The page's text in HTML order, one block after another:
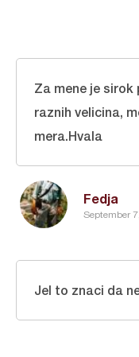
Fedja
September
Za mene je
raznih velicina,
mera.Hvala
Jel to znaci da